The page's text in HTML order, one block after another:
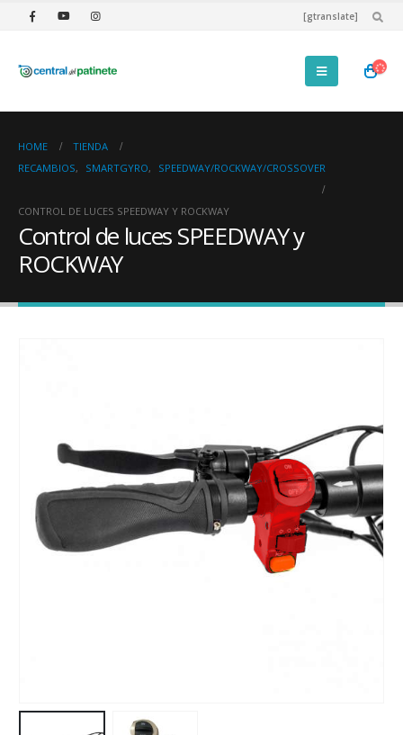
[gtranslate]
HOME
TIENDA
RECAMBIOS, SMARTGYRO, SPEEDWAY/ROCKWAY/CROSSOVER
CONTROL DE LUCES SPEEDWAY Y ROCKWAY
Control de luces SPEEDWAY y
ROCKWAY